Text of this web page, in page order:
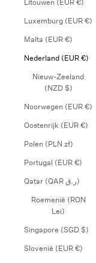
Litouwen (EUR €)
Luxemburg (EUR €)
Malta (EUR €)
Nederland (EUR €)
Nieuw-Zeeland
(NZD $)
Noorwegen (EUR €)
Oostenrijk (EUR €)
Polen (PLN zł)
Portugal (EUR €)
Qatar (QAR ر.ق)
Roemenië (RON
Lei)
Singapore (SGD $)
Slovenië (EUR €)